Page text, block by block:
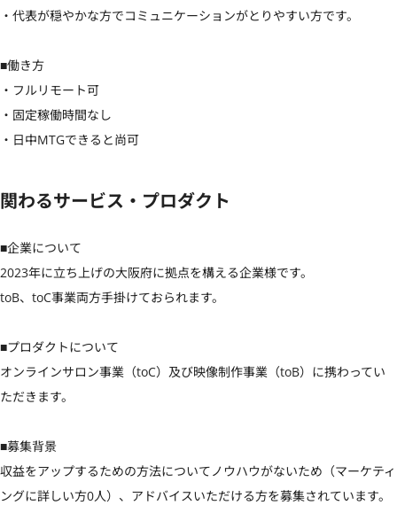
・代表が穏やかな方でコミュニケーションがとりやすい方です。
■働き方
・フルリモート可
・固定稼働時間なし
・日中MTGできると尚可
関わるサービス・プロダクト
■企業について
2023年に立ち上げの大阪府に拠点を構える企業様です。
toB、toC事業両方手掛けておられます。
■プロダクトについて
オンラインサロン事業（toC）及び映像制作事業（toB）に携わってい
ただきます。
■募集背景
収益をアップするための方法についてノウハウがないため（マーケティ
ングに詳しい方0人）、アドバイスいただける方を募集されています。